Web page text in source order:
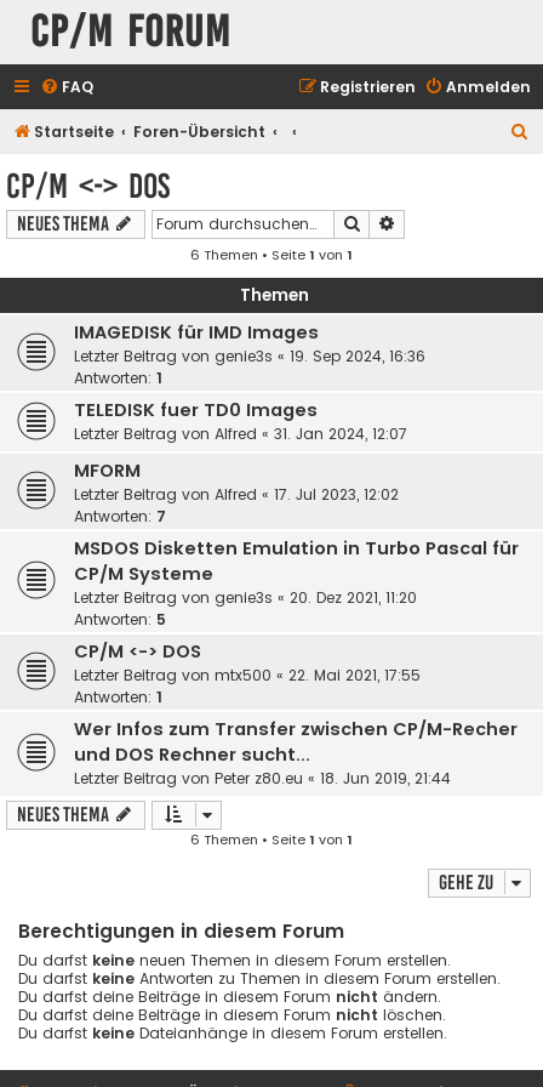
CP/M Forum
FAQ Anmelden
Registrieren
Startseite Foren-Übersicht
CP/M <-> DOS
Neues Thema Suche
6 Themen • Seite1 von 1
Themen
IMAGEDISK für IMD Images
Letzter Beitrag von genie3s « 19. Sep 2024, 16:36
Antworten: 1
TELEDISK fuer TD0 Images
Letzter Beitrag von Alfred « 31. Jan 2024, 12:07
MFORM
Letzter Beitrag von Alfred « 17. Jul 2023, 12:02
Antworten: 7
MSDOS Disketten Emulation in Turbo Pascal für
CP/M Systeme
Letzter Beitrag von genie3s « 20. Dez 2021, 11:20
Antworten: 5
CP/M <-> DOS
Letzter Beitrag von mtx500 « 22. Mai 2021, 17:55
Antworten: 1
Wer Infos zum Transfer zwischen CP/M-Recher
und DOS Rechner sucht...
Letzter Beitrag von Peter z80.eu « 18. Jun 2019, 21:44
Neues Thema
6 Themen • Seite1 von 1
Gehe zu
Berechtigungen in diesem Forum
Du darfst keine neuen Themen in diesem Forum erstellen.
Du darfst keine Antworten zu Themen in diesem Forum erstellen.
Du darfst deine Beiträge in diesem Forum nicht ändern.
Du darfst deine Beiträge in diesem Forum nicht löschen.
Du darfst keine Dateianhänge in diesem Forum erstellen.